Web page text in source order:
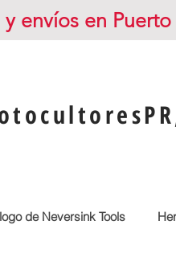
envíos en Puerto
de Neversink Tools